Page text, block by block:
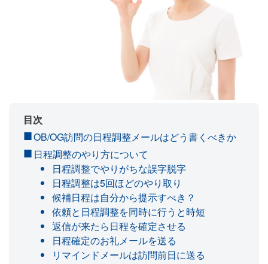
目次
OB/OG訪問の日程調整メールはどう書くべきか
日程調整のやり方について
日程調整でやりがちな誤字脱字
日程調整は5回ほどのやり取り
候補日程は自分から提示すべき？
依頼と日程調整を同時に行うと時短
返信が来たら日程を確定させる
日程確定のお礼メールを送る
リマインドメールは訪問前日に送る